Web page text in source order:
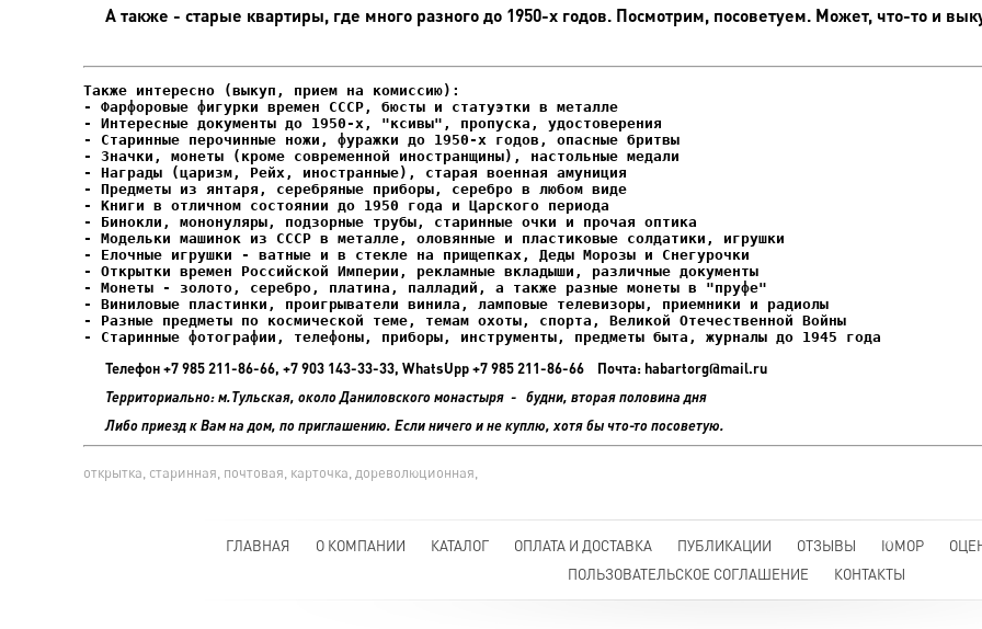
А также - старые квартиры, где много разного до 1950-х годов. Посмотрим, посоветуем. Может, что-то и
- Фарфоровые фигурки времен СССР, бюсты и статуэтки в металле
- Интересные документы до 1950-х, "ксивы", пропуска, удостоверения
- Елочные игрушки - ватные и в стекле на прищепках, Деды Морозы и Снегурочки
- Старинные фотографии, телефоны, приборы, инструменты, предметы быта, журналы до 1945 года
Телефон +7 985 211-86-66, +7 903 143-33-33, WhatsUpp +7 985 211-86-66 Почта: habartorg@mail.ru
Территориально: м.Тульская, около Даниловского монастыря - будни, вторая половина дня
Либо приезд к Вам на дом, по приглашению. Если ничего и не куплю, хотя бы что-то посоветую.
открытка, старинная, почтовая, карточка, дореволюционная,
ГЛАВНАЯ О КОМПАНИИ КАТАЛОГ ОПЛАТА И ДОСТАВКА ПУБЛИКАЦИИ ОТЗЫВЫ ЮМОР
ПОЛЬЗОВАТЕЛЬСКОЕ СОГЛАШЕНИЕ
КОНТАКТЫ